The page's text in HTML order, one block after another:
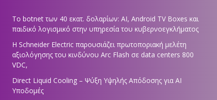
Το botnet των 40 εκατ. δολαρίων: AI, Android TV Boxes και
παιδικό λογισμικό στην υπηρεσία του κυβερνοεγκλήματος
Η Schneider Electric παρουσιάζει πρωτοποριακή μελέτη
αξιολόγησης του κινδύνου Arc Flash σε data centers 800
VDC,
Direct Liquid Cooling – Ψύξη Υψηλής Απόδοσης για AI
Υποδομές